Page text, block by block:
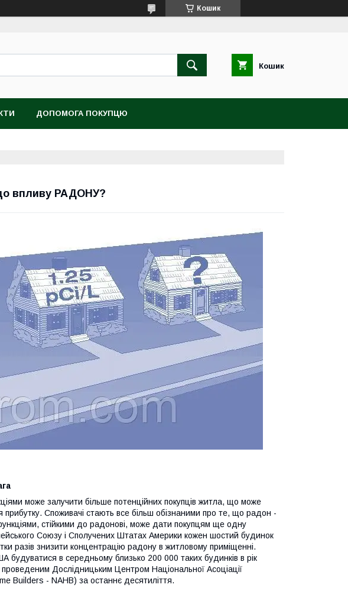
Кошик
Кошик
ДОПОМОГА ПОКУПЦЮ
впливу РАДОНУ?
може залучити більше потенційних покупців житла, що може
прибутку. Споживачі стають все більш обізнаними про те, що радон -
стійкими до радонові, може дати покупцям ще одну
Союзу і Сполучених Штатах Америки кожен шостий будинок
разів знизити концентрацію радону в житловому приміщенні.
будуватися в середньому близько 200 000 таких будинків в рік
проведеним Дослідницьким Центром Національної Асоціації
Builders - NAHB) за останнє десятиліття.